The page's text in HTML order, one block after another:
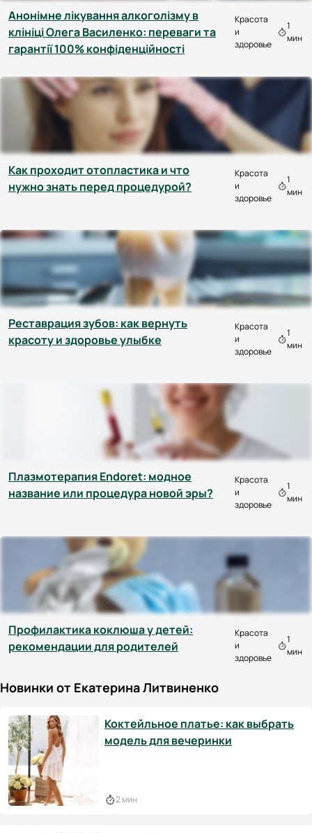
Анонімне лікування алкоголізму в
клініці Олега Василенко: переваги та
гарантії 100% конфіденційності
Красота
и
здоровье
1
мин
Как проходит отопластика и что
нужно знать перед процедурой?
Красота
и
здоровье
1
мин
Реставрация зубов: как вернуть
красоту и здоровье улыбке
Красота
и
здоровье
1
мин
Плазмотерапия Endoret: модное
название или процедура новой эры?
Красота
и
здоровье
1
мин
Профилактика коклюша у детей:
рекомендации для родителей
Красота
и
здоровье
1
мин
Новинки от Екатерина Литвиненко
Коктейльное платье: как выбрать
модель для вечеринки
2 мин